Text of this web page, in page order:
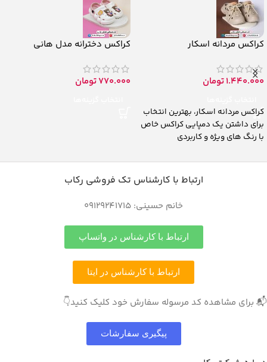
کراکس مردانه اسکار
1.440.000تومان
کراکس مردانه اسکار، بهترین انتخاب
برای داشتن یک دمپایی کراکس خاص
با رنگ های ویژه و کاربردی
کراکس دخترانه مدل هانی
770.000تومان
ارتباط با کارشناس تک فروشی رکاب
خانم حسینی: 09129241715
ارتباط با کارشناس در واتساپ
ارتباط با کارشناس در ایتا
📬 برای مشاهده کد مرسوله سفارش خود کلیک کنید👇
پیگیری سفارشات